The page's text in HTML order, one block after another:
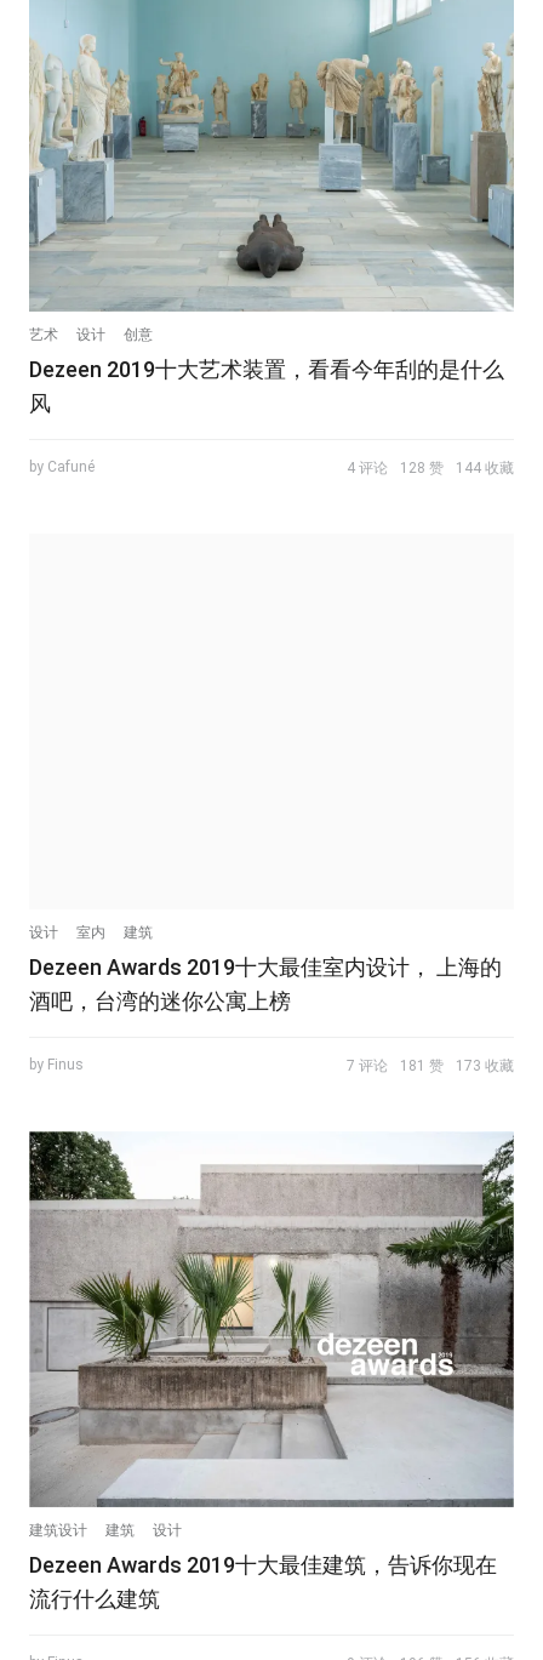
艺术 设计 创意
Dezeen 2019十大艺术装置，看看今年刮的是什么
风
by Cafuné 4 评论 128 赞 144 收藏
设计 室内 建筑
Dezeen Awards 2019十大最佳室内设计， 上海的
酒吧，台湾的迷你公寓上榜
by Finus 7 评论 181 赞 173 收藏
建筑设计 建筑 设计
Dezeen Awards 2019十大最佳建筑，告诉你现在
流行什么建筑